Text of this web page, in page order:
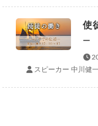
使
―
スピーカー 中川健